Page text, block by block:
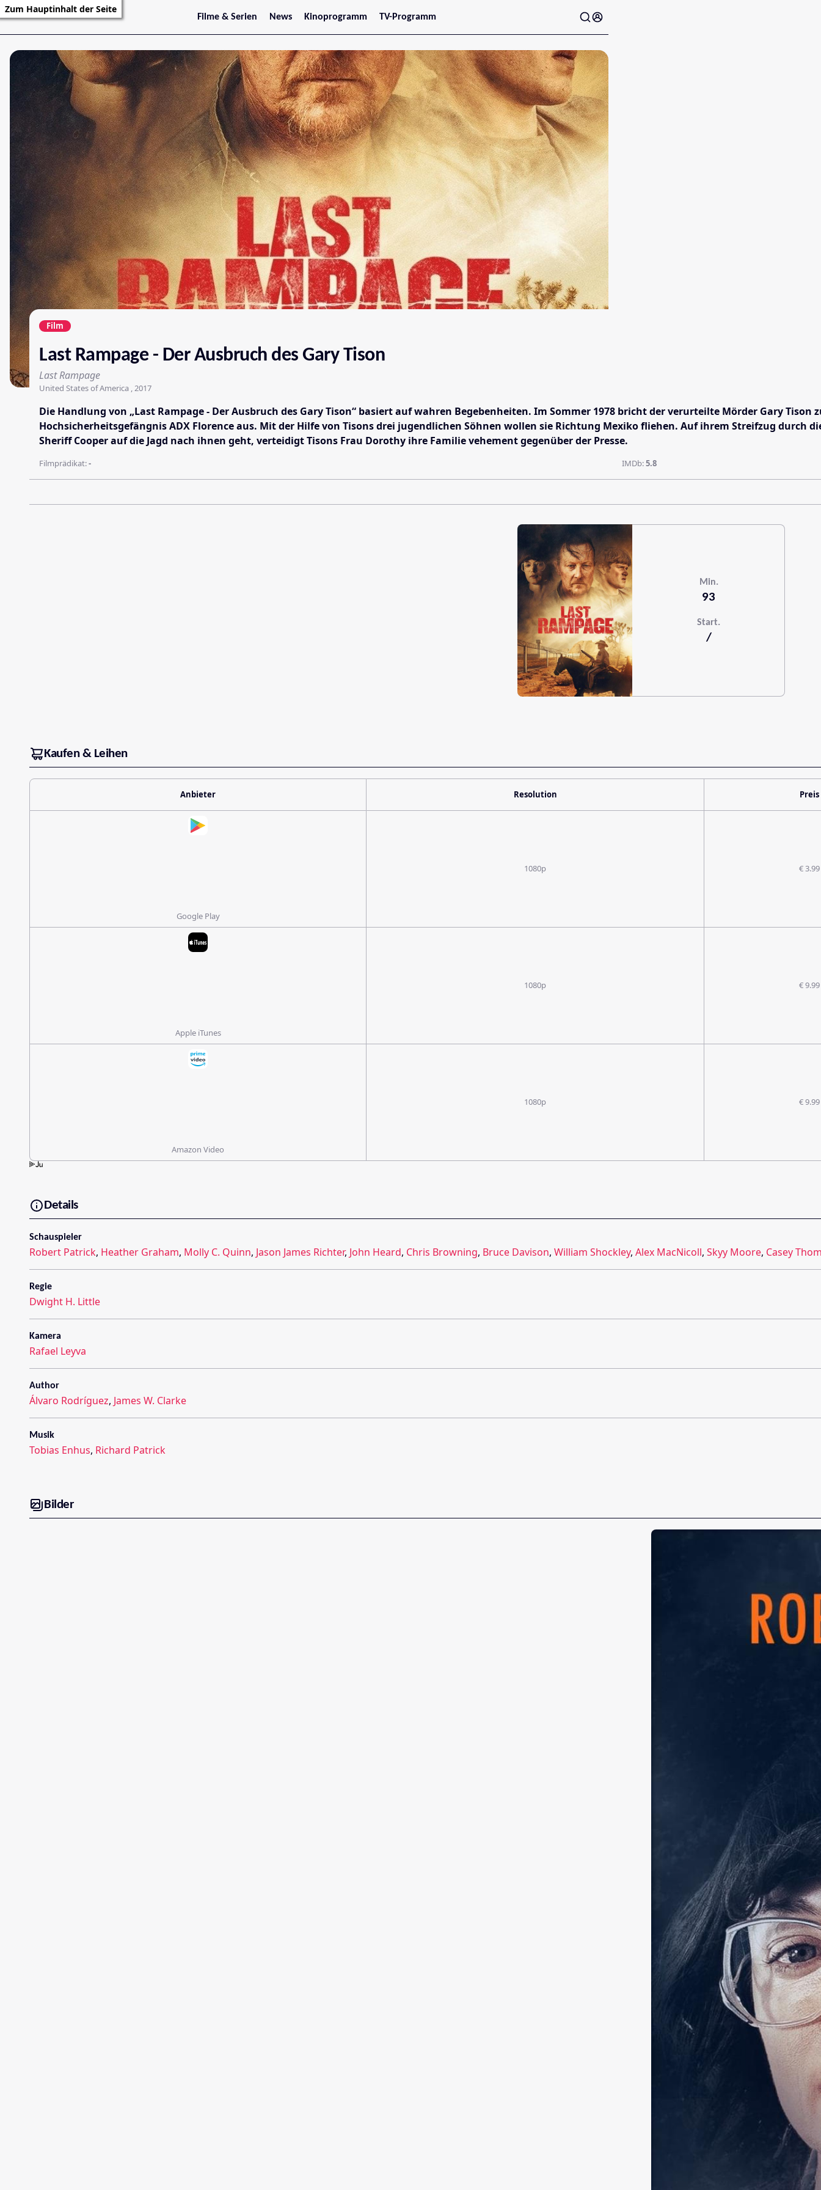
Zum Hauptinhalt der Seite
Filme & Serien
Trailer
Filmarchiv
Serienarchiv
News
Stars
Kinoprogramm
Jetzt im Kino
Wien
Niederösterreich
Oberösterreich
Steiermark
Burgenland
Kärnten
Salzburg
Tirol
Vorarlberg
TV-Programm
Film
Last Rampage - Der Ausbruch des Gary Tison
Last Rampage
United States of America , 2017
Die Handlung von „Last Rampage - Der Ausbruch des Gary Tison“ basiert auf wahren Begebenheiten. Im Sommer 1978 bricht der verurteilte Mörder Gary
Hochsicherheitsgefängnis ADX Florence aus. Mit der Hilfe von Tisons drei jugendlichen Söhnen wollen sie Richtung Mexiko fliehen. Auf ihrem Streifzug durch
Sheriff Cooper auf die Jagd nach ihnen geht, verteidigt Tisons Frau Dorothy ihre Familie vehement gegenüber der Presse.
Filmprädikat:- IMDb:5.8
Min.
93
Start.
/
Kaufen & Leihen
Anbieter Resolution Preis
Google Play
1080p € 3.99
Apple iTunes
1080p € 9.99
Amazon Video
1080p € 9.99
Details
Schauspieler
Robert Patrick, Heather Graham, Molly C. Quinn, Jason James Richter, John Heard, Chris Browning, Bruce Davison, William Shockley, Alex MacNicoll, Skyy Moore, Casey
Regie
Dwight H. Little
Kamera
Rafael Leyva
Author
Álvaro Rodríguez, James W. Clarke
Musik
Tobias Enhus, Richard Patrick
Bilder